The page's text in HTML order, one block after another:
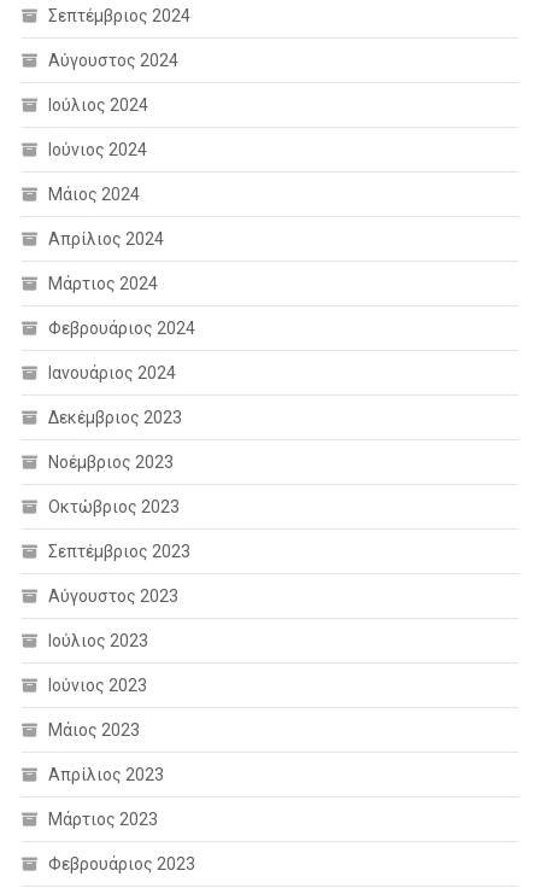
Σεπτέμβριος 2024
Αύγουστος 2024
Ιούλιος 2024
Ιούνιος 2024
Μάιος 2024
Απρίλιος 2024
Μάρτιος 2024
Φεβρουάριος 2024
Ιανουάριος 2024
Δεκέμβριος 2023
Νοέμβριος 2023
Οκτώβριος 2023
Σεπτέμβριος 2023
Αύγουστος 2023
Ιούλιος 2023
Ιούνιος 2023
Μάιος 2023
Απρίλιος 2023
Μάρτιος 2023
Φεβρουάριος 2023